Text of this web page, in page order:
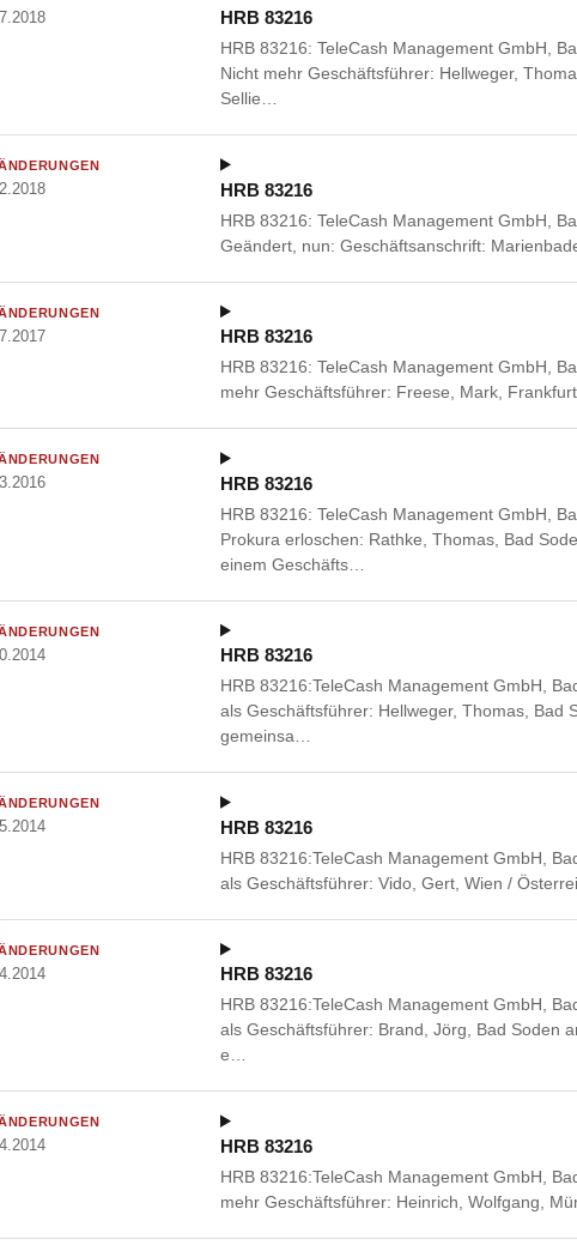
HRB 83216
HRB 83216: TeleCash Management GmbH,
Nicht mehr Geschäftsführer: Hellweger,
Sellie…
HRB 83216
HRB 83216: TeleCash Management GmbH,
Geändert, nun: Geschäftsanschrift:
HRB 83216
HRB 83216: TeleCash Management GmbH,
mehr Geschäftsführer: Freese, Mark,
HRB 83216
HRB 83216: TeleCash Management GmbH,
Prokura erloschen: Rathke, Thomas, Bad
einem Geschäfts…
HRB 83216
HRB 83216:TeleCash Management GmbH,
als Geschäftsführer: Hellweger, Thomas, Bad
gemeinsa…
HRB 83216
HRB 83216:TeleCash Management GmbH,
als Geschäftsführer: Vido, Gert, Wien /
HRB 83216
HRB 83216:TeleCash Management GmbH,
als Geschäftsführer: Brand, Jörg, Bad Soden
e…
HRB 83216
HRB 83216:TeleCash Management GmbH,
mehr Geschäftsführer: Heinrich, Wolfgang,